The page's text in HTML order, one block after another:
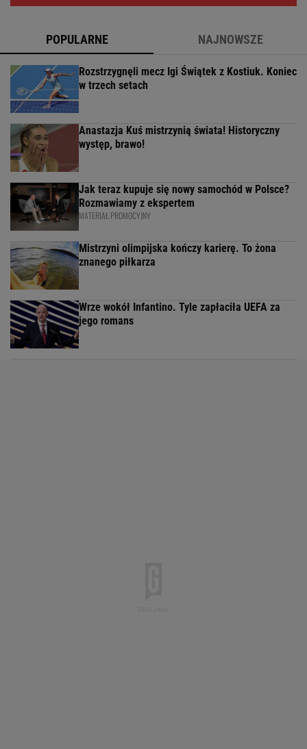
POPULARNE NAJNOWSZE
Rozstrzygnęli mecz Igi Świątek z Kostiuk. Koniec
w trzech setach
Anastazja Kuś mistrzynią świata! Historyczny
występ, brawo!
Jak teraz kupuje się nowy samochód w Polsce?
Rozmawiamy z ekspertem
MATERIAŁ PROMOCYJNY
Mistrzyni olimpijska kończy karierę. To żona
znanego piłkarza
Wrze wokół Infantino. Tyle zapłaciła UEFA za
jego romans